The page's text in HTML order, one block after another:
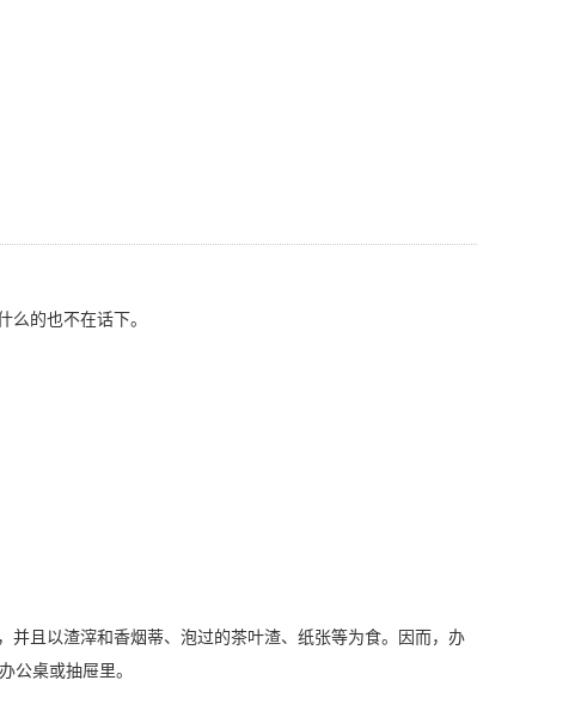
的也不在话下。
且以渣滓和香烟蒂、泡过的茶叶渣、纸张等为食。因而，办
公桌或抽屉里。